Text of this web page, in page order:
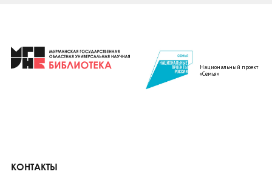
Национальный проект
«Семья»
КОНТАКТЫ